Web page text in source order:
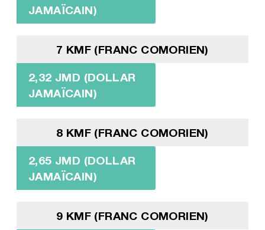
JAMAÏCAIN)
7 KMF (FRANC COMORIEN)
2,32 JMD (DOLLAR
JAMAÏCAIN)
8 KMF (FRANC COMORIEN)
2,65 JMD (DOLLAR
JAMAÏCAIN)
9 KMF (FRANC COMORIEN)